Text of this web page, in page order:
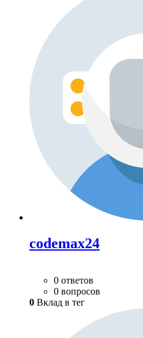
codemax24
0 ответов
0 вопросов
0 Вклад в тег